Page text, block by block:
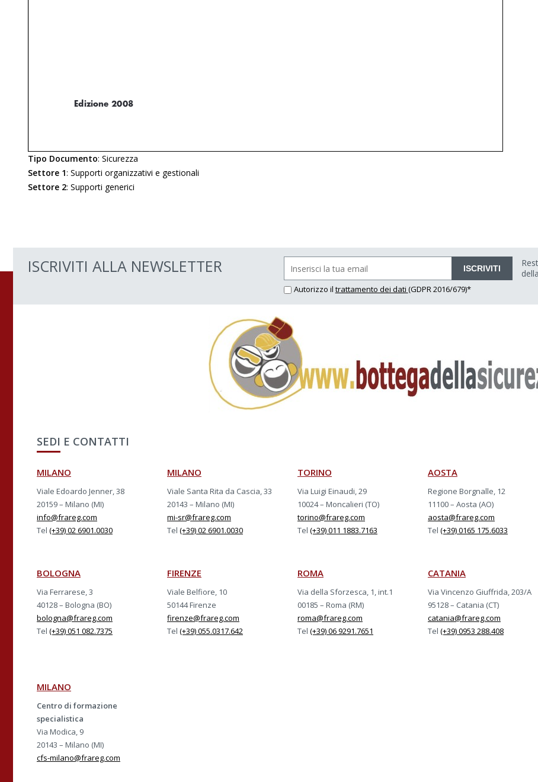
Tipo Documento: Sicurezza
Settore 1: Supporti organizzativi e gestionali
Settore 2: Supporti generici
ISCRIVITI ALLA NEWSLETTER ISCRIVITI
Autorizzo il trattamento dei dati (GDPR 2016/679)*
SEDI E CONTATTI
MILANO
Viale Edoardo Jenner, 38
20159 – Milano (MI)
info@frareg.com
Tel (+39) 02 6901.0030
MILANO
Viale Santa Rita da Cascia, 33
20143 – Milano (MI)
mi-sr@frareg.com
Tel (+39) 02 6901.0030
TORINO
Via Luigi Einaudi, 29
10024 – Moncalieri (TO)
torino@frareg.com
Tel (+39) 011 1883.7163
AOSTA
Regione Borgnalle, 12
11100 – Aosta (AO)
aosta@frareg.com
Tel (+39) 0165 175.6033
BOLOGNA
Via Ferrarese, 3
40128 – Bologna (BO)
bologna@frareg.com
Tel (+39) 051 082.7375
FIRENZE
Viale Belfiore, 10
50144 Firenze
firenze@frareg.com
Tel (+39) 055.0317.642
ROMA
Via della Sforzesca, 1, int.1
00185 – Roma (RM)
roma@frareg.com
Tel (+39) 06 9291.7651
CATANIA
Via Vincenzo Giuffrida, 203/A
95128 – Catania (CT)
catania@frareg.com
Tel (+39) 0953 288.408
MILANO
Centro di formazione
specialistica
Via Modica, 9
20143 – Milano (MI)
cfs-milano@frareg.com